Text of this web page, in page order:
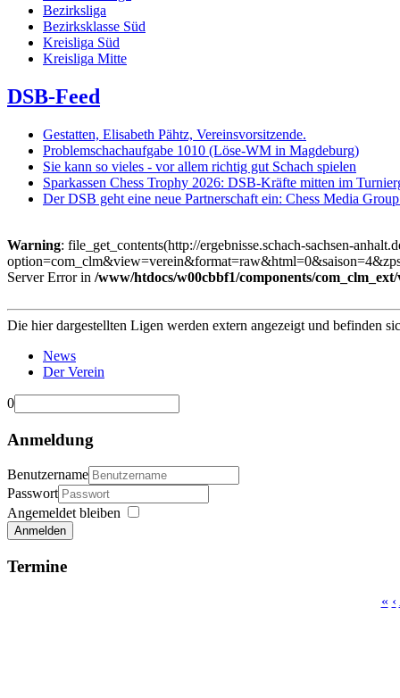
Bezirksliga
Bezirksklasse Süd
Kreisliga Süd
Kreisliga Mitte
DSB-Feed
Gestatten, Elisabeth Pähtz, Vereinsvorsitzende.
Problemschachaufgabe 1010 (Löse-WM in Magdeburg)
Sie kann so vieles - vor allem richtig gut Schach spielen
Sparkassen Chess Trophy 2026: DSB-Kräfte mitten im
Der DSB geht eine neue Partnerschaft ein: Chess Media
Warning: file_get_contents(http://ergebnisse.schach-sachsen-
Server Error in /www/htdocs/w00cbbf1/components/
Die hier dargestellten Ligen werden extern angezeigt und befinden
News
Der Verein
0
Anmeldung
Benutzername
Passwort
Angemeldet bleiben
Anmelden
Termine
« ‹